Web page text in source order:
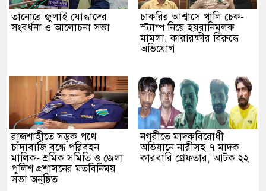
তানোরে জুলাই যোদ্ধাদের
সংবর্ধনা ও আলোচনা সভা
চাকরির আশ্বাসে খালি চেক-
স্ট্যাম্প নিয়ে হয়রানিমূলক
মামলা, কারারক্ষীর বিরুদ্ধে
অভিযোগ
রাজশাহীতে সড়ক পথে
চাঁদাবাজি বন্ধে পরিবহন
মালিক- শ্রমিক সমিতি ও জেলা
পুলিশ প্রশাসনের মতবিনিময়
সভা অনুষ্ঠিত
নগরীতে মাদকবিরোধী
অভিযানে নারীসহ ৭ মাদক
কারবারি গ্রেফতার, আটক ২২